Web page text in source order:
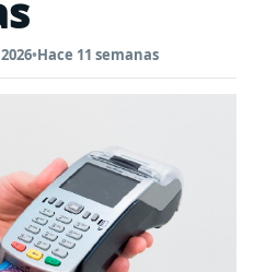
•Hace 11 semanas